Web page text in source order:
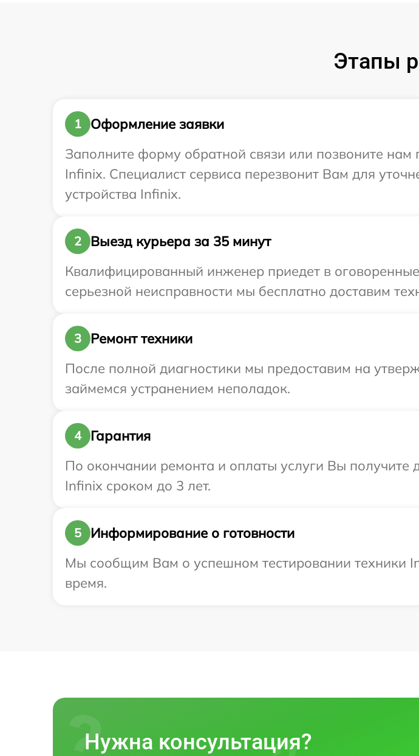
Этапы
1
Оформление заявки
Заполните форму обратной связи или позвоните нам
Infinix. Специалист сервиса перезвонит Вам для
устройства Infinix.
2
Выезд курьера за 35 минут
Квалифицированный инженер приедет в
серьезной неисправности мы бесплатно доставим
3
Ремонт техники
После полной диагностики мы предоставим на
займемся устранением неполадок.
4
Гарантия
По окончании ремонта и оплаты услуги Вы получите
Infinix сроком до 3 лет.
5
Информирование о готовности
Мы сообщим Вам о успешном тестировании техники
время.
Нужна консультация?